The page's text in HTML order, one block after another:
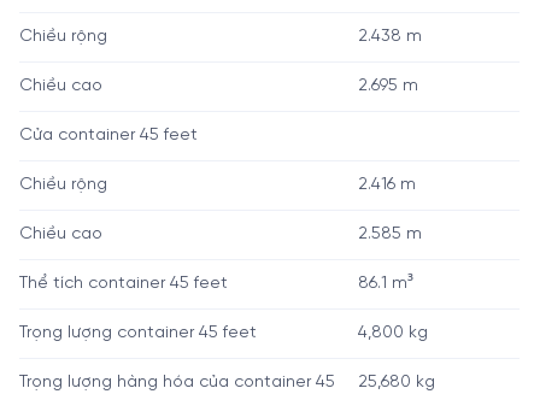
Chiều rộng 2.438 m
Chiều cao 2.695 m
Cửa container 45 feet
Chiều rộng 2.416 m
Chiều cao 2.585 m
Thể tích container 45 feet 86.1 m³
Trọng lượng container 45 feet 4,800 kg
Trọng lượng hàng hóa của container 45
25,680 kg